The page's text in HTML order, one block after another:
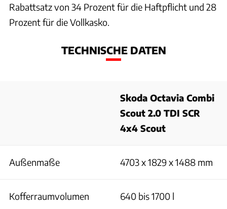
Rabattsatz von 34 Prozent für die Haftpflicht und 28
Prozent für die Vollkasko.
TECHNISCHE DATEN
Skoda Octavia Combi
Scout 2.0 TDI SCR
4x4 Scout
Außenmaße 4703 x 1829 x 1488 mm
Kofferraumvolumen 640 bis 1700 l